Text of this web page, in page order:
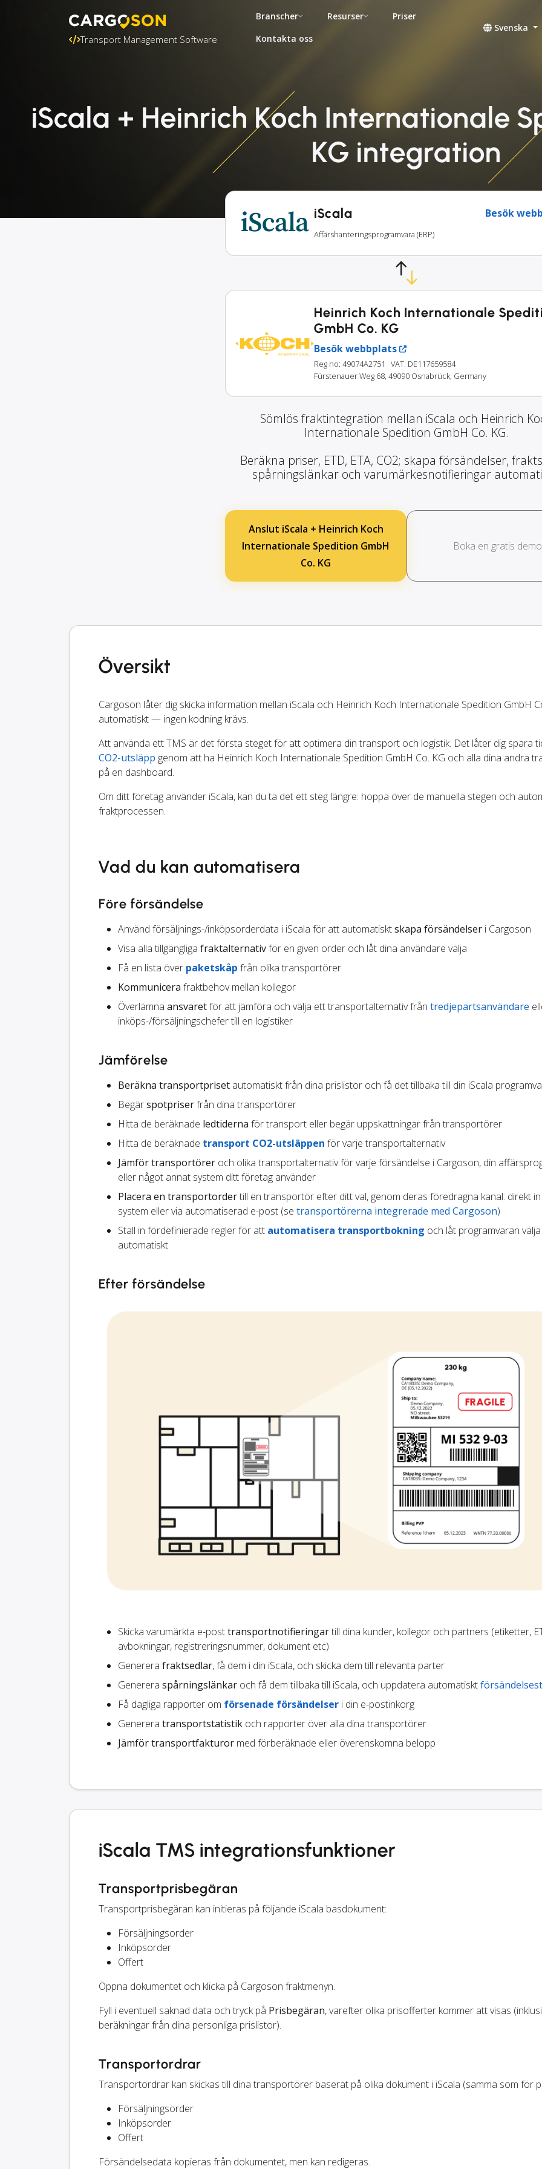
Transport Management Software
Branscher Resurser
Priser
Kontakta oss
Svenska
iScala + Heinrich Koch Internationale
KG integration
iScala Besök
Affärshanteringsprogramvara (ERP)
Heinrich Koch Internationale
GmbH Co. KG
Besök webbplats
Reg no: 49074A2751 · VAT: DE117659584
Fürstenauer Weg 68, 49090 Osnabrück, Germany
Sömlös fraktintegration mellan iScala och Heinrich
Internationale Spedition GmbH Co. KG.
Beräkna priser, ETD, ETA, CO2; skapa försändelser,
spårningslänkar och varumärkesnotifieringar
Anslut iScala + Heinrich Koch
Internationale Spedition GmbH
Co. KG
Boka en gratis demo
Översikt
Cargoson låter dig skicka information mellan iScala och Heinrich Koch Internationale Spedition GmbH
automatiskt — ingen kodning krävs.
Att använda ett TMS är det första steget för att optimera din transport och logistik. Det låter dig spara
CO2-utsläpp genom att ha Heinrich Koch Internationale Spedition GmbH Co. KG och alla dina andra
på en dashboard.
Om ditt företag använder iScala, kan du ta det ett steg längre: hoppa över de manuella stegen och
fraktprocessen.
Vad du kan automatisera
Före försändelse
Använd försäljnings-/inköpsorderdata i iScala för att automatisktskapa försändelser i Cargoson
Visa alla tillgängliga fraktalternativför en given order och låt dina användare välja
Få en lista över paketskåp från olika transportörer
Kommunicera fraktbehov mellan kollegor
Överlämna ansvaretför att jämföra och välja ett transportalternativ från tredjepartsanvändare
inköps-/försäljningschefer till en logistiker
Jämförelse
Beräkna transportpriset automatiskt från dina prislistor och få det tillbaka till din iScala
Begärspotpriserfrån dina transportörer
Hitta de beräknade ledtiderna för transport eller begär uppskattningar från transportörer
Hitta de beräknade transport CO2-utsläppen för varje transportalternativ
Jämför transportörer och olika transportalternativ för varje försändelse i Cargoson, din
eller något annat system ditt företag använder
Placera en transportordertill en transportör efter ditt val, genom deras föredragna kanal: direkt
system eller via automatiserad e-post (se transportörerna integrerade med Cargoson)
Ställ in fördefinierade regler för att automatisera transportbokning och låt programvaran
automatiskt
Efter försändelse
Skicka varumärkta e-posttransportnotifieringartill dina kunder, kollegor och partners (etiketter,
avbokningar, registreringsnummer, dokument etc)
Generera fraktsedlar, få dem i din iScala, och skicka dem till relevanta parter
Generera spårningslänkar och få dem tillbaka till iScala, och uppdatera automatiskt
Få dagliga rapporter om försenade försändelser i din e-postinkorg
Generera transportstatistik och rapporter över alla dina transportörer
Jämför transportfakturor med förberäknade eller överenskomna belopp
iScala TMS integrationsfunktioner
Transportprisbegäran
Transportprisbegäran kan initieras på följande iScala basdokument:
Försäljningsorder
Inköpsorder
Offert
Öppna dokumentet och klicka på Cargoson fraktmenyn.
Fyll i eventuell saknad data och tryck på Prisbegäran, varefter olika prisofferter kommer att visas
beräkningar från dina personliga prislistor).
Transportordrar
Transportordrar kan skickas till dina transportörer baserat på olika dokument i iScala (samma som för
Försäljningsorder
Inköpsorder
Offert
Försändelsedata kopieras från dokumentet, men kan redigeras.